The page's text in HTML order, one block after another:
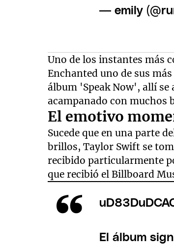
— emily
Uno de los instantes más
Enchanted uno de sus
álbum 'Speak Now', allí
acampanado con muchos
El emotivo
Sucede que en una parte
brillos, Taylor Swift se
recibido particularmente
que recibió el Billboard
El álbum